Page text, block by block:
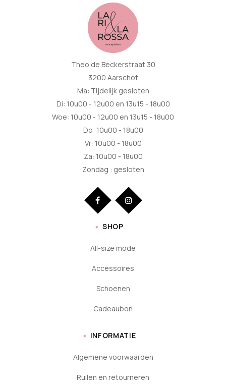
Theo de Beckerstraat 30
3200 Aarschot
Ma: Tijdelijk gesloten
Di: 10u00 - 12u00 en 13u15 - 18u00
Woe: 10u00 - 12u00 en 13u15 - 18u00
Do: 10u00 - 18u00
Vr: 10u00 - 18u00
Za: 10u00 - 18u00
Zondag : gesloten
SHOP
All-size mode
Accessoires
Schoenen
Cadeaubon
INFORMATIE
Algemene voorwaarden
Ruilen en retourneren